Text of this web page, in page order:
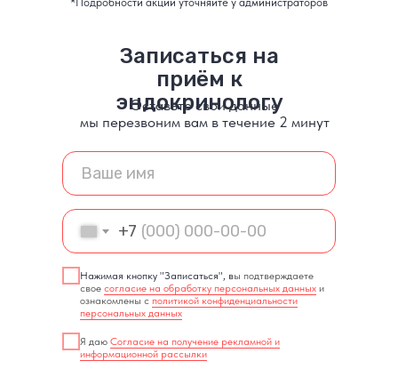
Записаться на
приём к
эндокринологу
Оставьте свои данные
мы перезвоним вам в течение 2 минут
+7
Нажимая кнопку "Записаться", вы подтверждаете
свое согласие на обработку персональных данных и
ознакомлены с политикой конфиденциальности
персональных данных
Я даю Согласие на получение рекламной и
информационной рассылки